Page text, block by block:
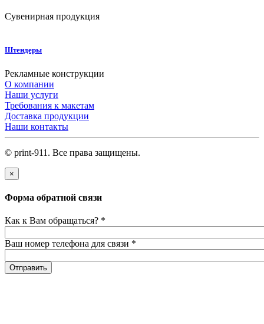
Сувенирная продукция
Штендеры
Рекламные конструкции
О компании
Наши услуги
Требования к макетам
Доставка продукции
Наши контакты
© print-911. Все права защищены.
×
Форма обратной связи
Как к Вам обращаться? *
Ваш номер телефона для связи *